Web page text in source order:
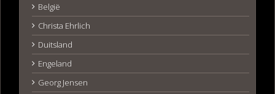
België
Christa Ehrlich
Duitsland
Engeland
Georg Jensen